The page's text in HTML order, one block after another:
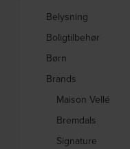
Belysning
Boligtilbehør
Børn
Brands
Maison Vellé
Bremdals
Signature